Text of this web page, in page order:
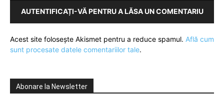
AUTENTIFICAȚI-VĂ PENTRU A LĂSA UN COMENTARIU
Acest site folosește Akismet pentru a reduce spamul. Află cum
sunt procesate datele comentariilor tale.
Abonare la Newsletter